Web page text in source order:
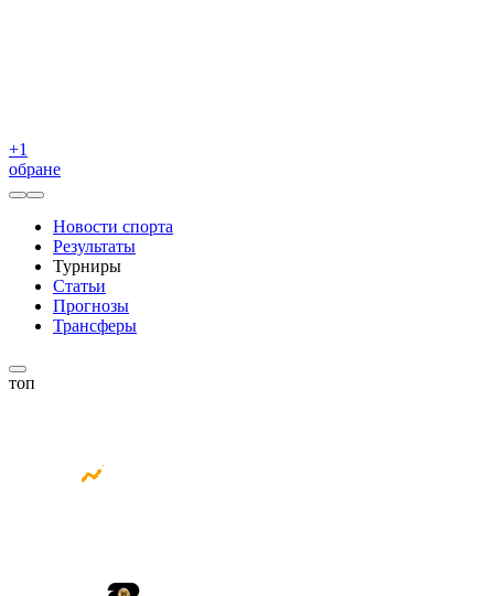
+1
обране
Новости спорта
Результаты
Турниры
Статьи
Прогнозы
Трансферы
топ